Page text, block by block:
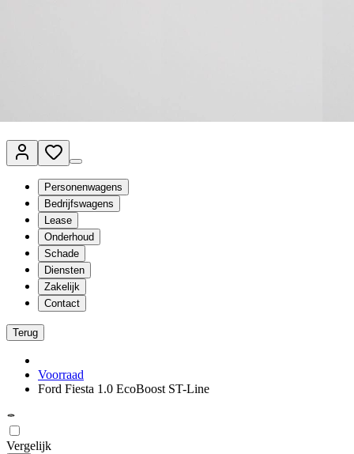
Personenwagens
Bedrijfswagens
Lease
Onderhoud
Schade
Diensten
Zakelijk
Contact
Terug
Voorraad
Ford Fiesta 1.0 EcoBoost ST-Line
Vergelijk